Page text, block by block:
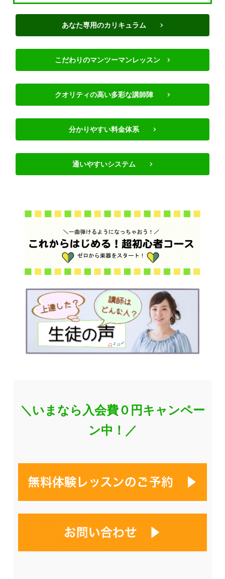
あなた専用のカリキュラム >
こだわりのマンツーマンレッスン >
クオリティの高い多彩な講師陣 >
分かりやすい料金体系 >
通いやすいシステム >
＼いまなら入会費０円キャンペー
ン中！／